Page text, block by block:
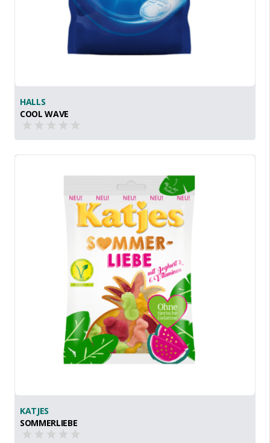
HALLS
COOL WAVE
KATJES
SOMMERLIEBE